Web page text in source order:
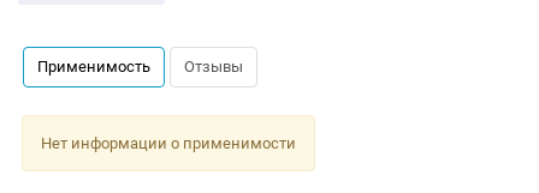
Применимость Отзывы
Нет информации о применимости